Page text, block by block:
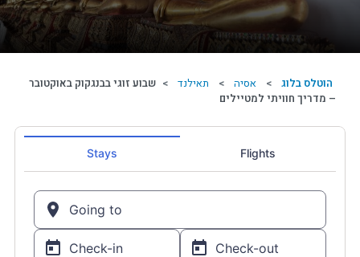
הוטלס בלוג > אסיה > תאילנד > שבוע זוגי בבנגקוק באוקטובר
– מדריך חוויתי למטיילים